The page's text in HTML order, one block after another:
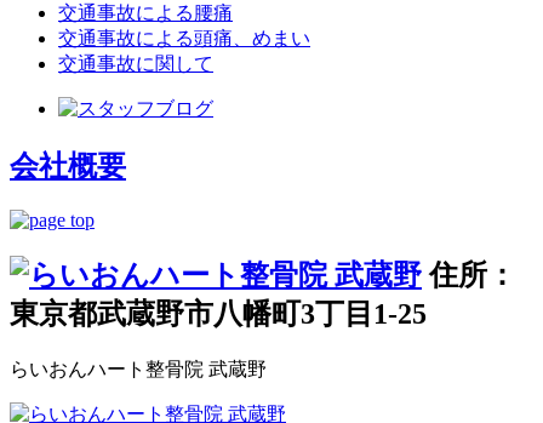
交通事故による腰痛
交通事故による頭痛、めまい
交通事故に関して
会社概要
住所：
東京都武蔵野市八幡町3丁目1-25
らいおんハート整骨院 武蔵野